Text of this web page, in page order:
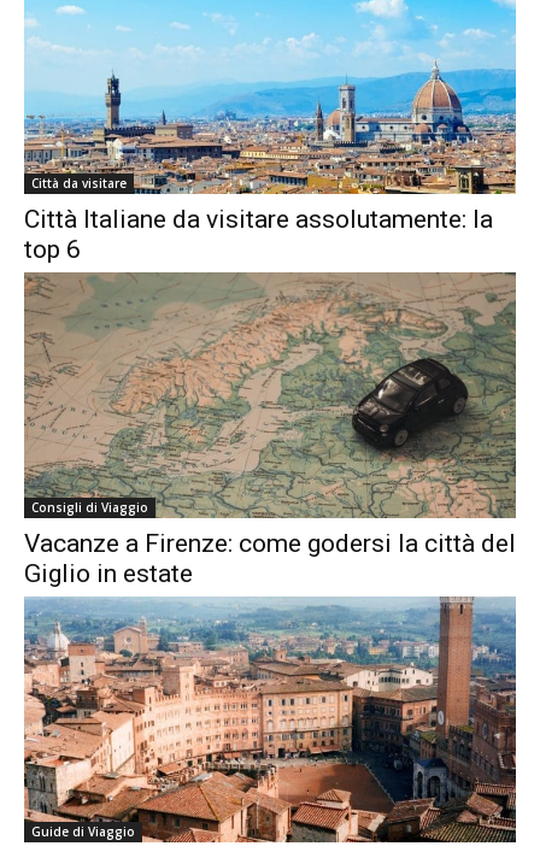
Città da visitare
Città Italiane da visitare assolutamente: la
top 6
Consigli di Viaggio
Vacanze a Firenze: come godersi la città del
Giglio in estate
Guide di Viaggio